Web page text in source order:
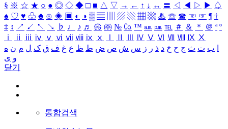
§ ※ ☆ ★ ○ ● ◎ ◇ ◆ □ ■ △ ▽ → ← ↑ ↓ ↔ 〓 ◁ ◀ ▷ ▶ ♤
♠ ♡ ♥ ♧ ♣ ⊙ ◈ ▣ ◐ ◑ ▒ ▤ ▨ ▧ ▦ ▩ ♨ ☏ ☎ ☜ ☞ ¶ †
‡ ↕ ↗ ↙ ↖ ↘ ♭ ♩ ♪ ♬ ㉿ ㈜ № ㏇ ™ ㏂ ㏘ ℡ ＃ ＆ ＊ ＠ ª º
ⅰ
ⅱ ⅲ ⅳ ⅴ ⅵ ⅶ ⅷ ⅸ ⅹ Ⅳ Ⅴ Ⅵ Ⅶ Ⅷ Ⅸ Ⅹ
ب ت ث ج ح خ د ذ ر ز س ش ص ض ط ظ ع غ ف ق ک ل م ن ه
و ی
닫기
통합검색